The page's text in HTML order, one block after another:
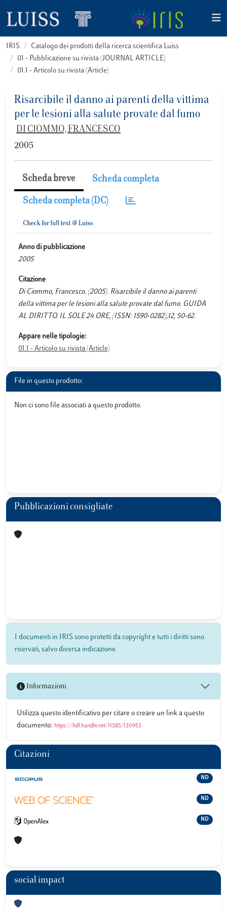
IRIS
Catalogo dei prodotti della ricerca scientifica Luiss
01 - Pubblicazione su rivista (JOURNAL ARTICLE)
01.1 - Articolo su rivista (Article)
Risarcibile il danno ai parenti della vittima
per le lesioni alla salute provate dal fumo
DI CIOMMO, FRANCESCO
2005
Scheda breve Scheda completa
Scheda completa (DC)
Anno di pubblicazione
2005
Citazione
Di Ciommo, Francesco. (2005). Risarcibile il danno ai parenti
della vittima per le lesioni alla salute provate dal fumo. GUIDA
AL DIRITTO. IL SOLE 24 ORE, (ISSN: 1590-0282),12, 50-62.
Appare nelle tipologie:
01.1 - Articolo su rivista (Article)
File in questo prodotto:
Non ci sono file associati a questo prodotto.
Pubblicazioni consigliate
I documenti in IRIS sono protetti da copyright e tutti i diritti sono
riservati, salvo diversa indicazione.
Informazioni
Utilizza questo identificativo per citare o creare un link a questo
documento: https://hdl.handle.net/11385/130953
Citazioni
ND
ND
ND
social impact